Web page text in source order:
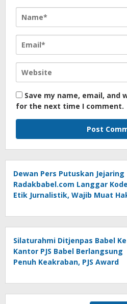
Save my name, email, and
for the next time I comment.
Dewan Pers Putuskan Jejaring
Radakbabel.com Langgar Kode
Etik Jurnalistik, Wajib Muat
Silaturahmi Ditjenpas Babel Ke
Kantor PJS Babel Berlangsung
Penuh Keakraban, PJS Award
Agustina